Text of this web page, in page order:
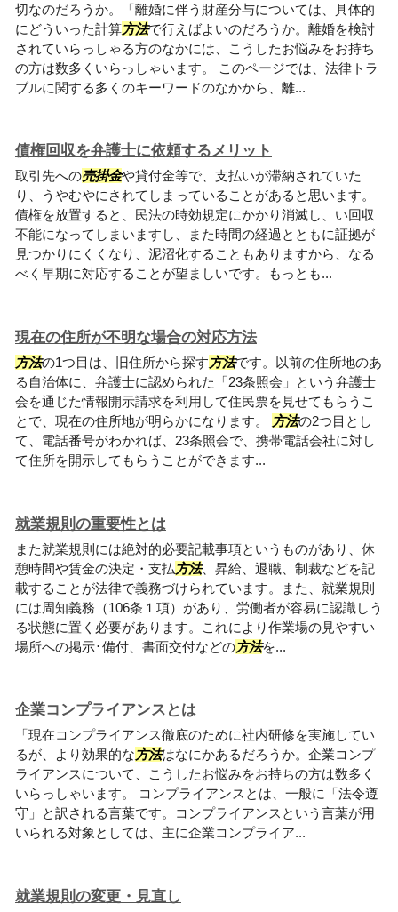
切なのだろうか。「離婚に伴う財産分与については、具体的
にどういった計算方法で行えばよいのだろうか。離婚を検討
されていらっしゃる方のなかには、こうしたお悩みをお持ち
の方は数多くいらっしゃいます。 このページでは、法律トラ
ブルに関する多くのキーワードのなかから、離...
債権回収を弁護士に依頼するメリット
取引先への売掛金や貸付金等で、支払いが滞納されていた
り、うやむやにされてしまっていることがあると思います。
債権を放置すると、民法の時効規定にかかり消滅し、い回収
不能になってしまいますし、また時間の経過とともに証拠が
見つかりにくくなり、泥沼化することもありますから、なる
べく早期に対応することが望ましいです。もっとも...
現在の住所が不明な場合の対応方法
方法の1つ目は、旧住所から探す方法です。以前の住所地のあ
る自治体に、弁護士に認められた「23条照会」という弁護士
会を通じた情報開示請求を利用して住民票を見せてもらうこ
とで、現在の住所地が明らかになります。
方法の2つ目とし
て、電話番号がわかれば、23条照会で、携帯電話会社に対し
て住所を開示してもらうことができます...
就業規則の重要性とは
また就業規則には絶対的必要記載事項というものがあり、休
憩時間や賃金の決定・支払方法、昇給、退職、制裁などを記
載することが法律で義務づけられています。また、就業規則
には周知義務（106条１項）があり、労働者が容易に認識しう
る状態に置く必要があります。これにより作業場の見やすい
場所への掲示･備付、書面交付などの方法を...
企業コンプライアンスとは
「現在コンプライアンス徹底のために社内研修を実施してい
るが、より効果的な方法はなにかあるだろうか。企業コンプ
ライアンスについて、こうしたお悩みをお持ちの方は数多く
いらっしゃいます。 コンプライアンスとは、一般に「法令遵
守」と訳される言葉です。コンプライアンスという言葉が用
いられる対象としては、主に企業コンプライア...
就業規則の変更・見直し